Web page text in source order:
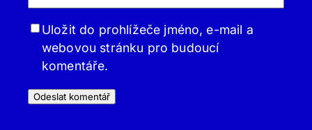
Uložit do prohlížeče jméno, e-mail a
webovou stránku pro budoucí
komentáře.